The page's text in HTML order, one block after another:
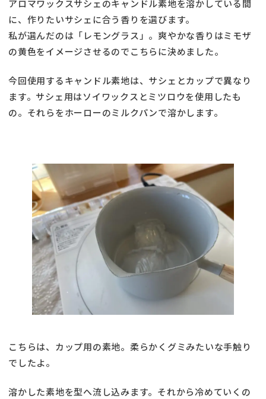
アロマワックスサシェのキャンドル素地を溶かしている間
に、作りたいサシェに合う香りを選びます。
私が選んだのは「レモングラス」。爽やかな香りはミモザ
の黄色をイメージさせるのでこちらに決めました。
今回使用するキャンドル素地は、サシェとカップで異なり
ます。サシェ用はソイワックスとミツロウを使用したも
の。それらをホーローのミルクパンで溶かします。
こちらは、カップ用の素地。柔らかくグミみたいな手触り
でしたよ。
溶かした素地を型へ流し込みます。それから冷めていくの